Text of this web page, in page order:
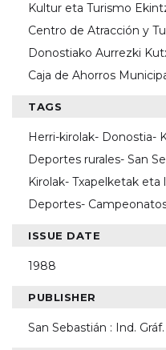
Kultur eta Turismo
Centro de Atracción y
Donostiako Aurrezki
Caja de Ahorros
TAGS
Herri-kirolak- Donostia-
Deportes rurales- San
Kirolak- Txapelketak
Deportes-
ISSUE DATE
1988
PUBLISHER
San Sebastián : Ind.